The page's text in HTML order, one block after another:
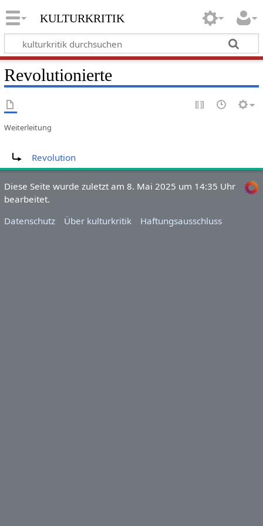
kulturkritik
Revolutionierte
Weiterleitung
Revolution
Diese Seite wurde zuletzt am 8. Mai 2025 um 14:35 Uhr
bearbeitet.
Datenschutz
Über kulturkritik Haftungsausschluss